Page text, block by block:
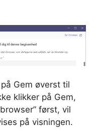
Gem øverst til
klikker på Gem,
først, vil
på visningen.